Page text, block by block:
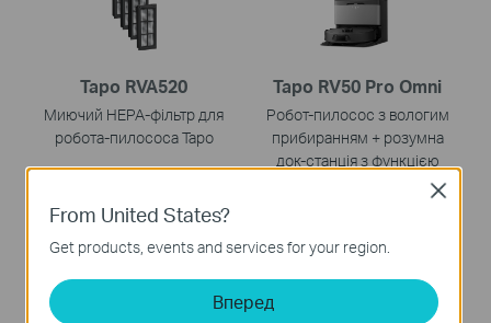
Tapo RVA520
Миючий HEPA-фільтр для
робота-пилососа Tapo
Tapo RV50 Pro Omni
Робот-пилосос з вологим
прибиранням + розумна
док-станція з функцією
НОВИНКА
From United States?
Get products, events and services for your region.
Вперед
Close